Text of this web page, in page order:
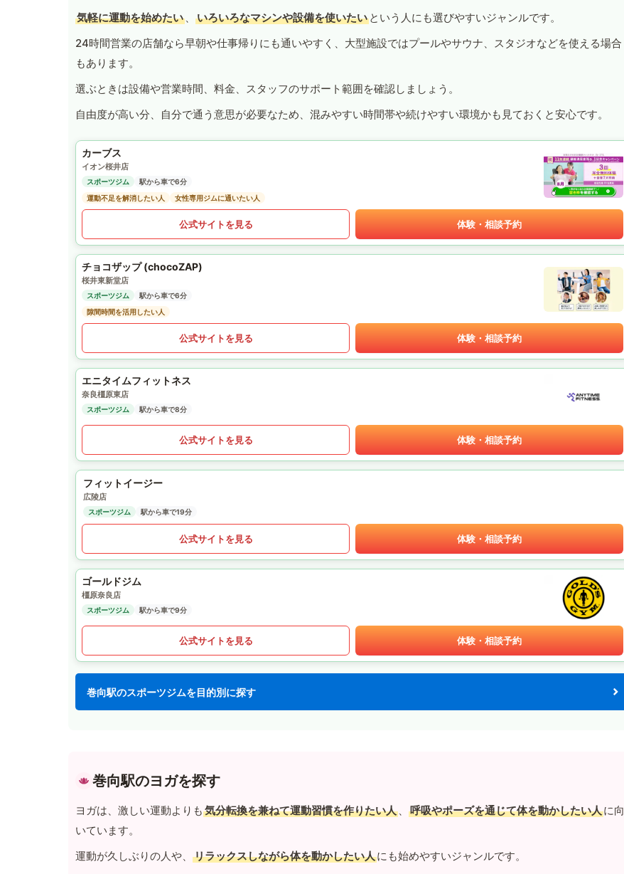
気軽に運動を始めたい 、 いろいろなマシンや設備を使いたい という人にも選びやすいジャンルです。
24時間営業の店舗なら早朝や仕事帰りにも通いやすく、大型施設ではプールやサウナ、スタジオなどを使える場合
もあります。
選ぶときは設備や営業時間、料金、スタッフのサポート範囲を確認しましょう。
自由度が高い分、自分で通う意思が必要なため、混みやすい時間帯や続けやすい環境かも見ておくと安心です。
カーブス
イオン桜井店
スポーツジム
駅から車で6分
運動不足を解消したい人
女性専用ジムに通いたい人
公式サイトを見る 体験・相談予約
チョコザップ (chocoZAP)
桜井東新堂店
スポーツジム
駅から車で6分
隙間時間を活用したい人
公式サイトを見る 体験・相談予約
エニタイムフィットネス
奈良橿原東店
スポーツジム 駅から車で8分
公式サイトを見る 体験・相談予約
フィットイージー
広陵店
スポーツジム 駅から車で19分
公式サイトを見る 体験・相談予約
ゴールドジム
橿原奈良店
スポーツジム 駅から車で9分
公式サイトを見る 体験・相談予約
巻向駅のスポーツジムを目的別に探す
巻向駅のヨガを探す
ヨガは、激しい運動よりも 気分転換を兼ねて運動習慣を作りたい人 、 呼吸やポーズを通じて体を動かしたい人に向
いています。
運動が久しぶりの人や、
リラックスしながら体を動かしたい人にも始めやすいジャンルです。